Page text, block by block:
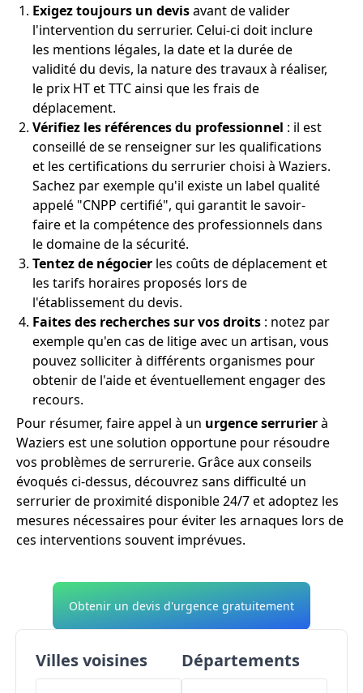
Exigez toujours un devisavant de valider
l'intervention du serrurier. Celui-ci doit inclure
les mentions légales, la date et la durée de
validité du devis, la nature des travaux à réaliser,
le prix HT et TTC ainsi que les frais de
déplacement.
Vérifiez les références du professionnel : il est
conseillé de se renseigner sur les qualifications
et les certifications du serrurier choisi à Waziers.
Sachez par exemple qu'il existe un label qualité
appelé "CNPP certifié", qui garantit le savoir-
faire et la compétence des professionnels dans
le domaine de la sécurité.
Tentez de négocier les coûts de déplacement et
les tarifs horaires proposés lors de
l'établissement du devis.
Faites des recherches sur vos droits : notez par
exemple qu'en cas de litige avec un artisan, vous
pouvez solliciter à différents organismes pour
obtenir de l'aide et éventuellement engager des
recours.
Pour résumer, faire appel à un urgence serrurierà
Waziers est une solution opportune pour résoudre
vos problèmes de serrurerie. Grâce aux conseils
évoqués ci-dessus, découvrez sans difficulté un
serrurier de proximité disponible 24/7 et adoptez les
mesures nécessaires pour éviter les arnaques lors de
ces interventions souvent imprévues.
Obtenir un devis d'urgence gratuitement
Villes voisines Départements